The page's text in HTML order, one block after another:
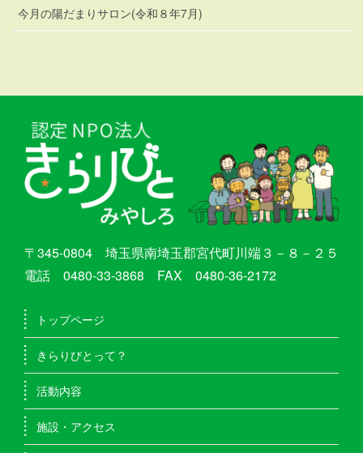
今月の陽だまりサロン(令和８年7月)
〒345-0804 埼玉県南埼玉郡宮代町川端３－８－２５
電話 0480-33-3868 FAX 0480-36-2172
トップページ
きらりびとって？
活動内容
施設・アクセス